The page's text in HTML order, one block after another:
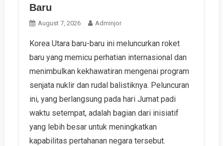
Baru
August 7, 2026 Adminjor
Korea Utara baru-baru ini meluncurkan roket
baru yang memicu perhatian internasional dan
menimbulkan kekhawatiran mengenai program
senjata nuklir dan rudal balistiknya. Peluncuran
ini, yang berlangsung pada hari Jumat padi
waktu setempat, adalah bagian dari inisiatif
yang lebih besar untuk meningkatkan
kapabilitas pertahanan negara tersebut.